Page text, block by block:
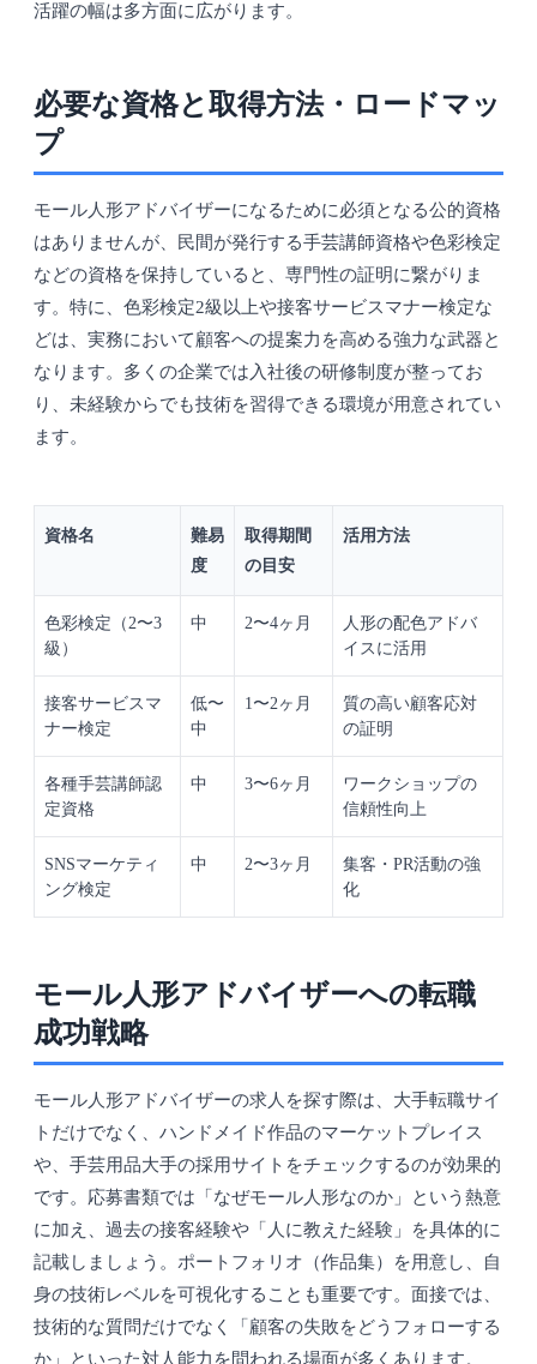
活躍の幅は多方面に広がります。
必要な資格と取得方法・ロードマッ
プ
モール人形アドバイザーになるために必須となる公的資格
はありませんが、民間が発行する手芸講師資格や色彩検定
などの資格を保持していると、専門性の証明に繋がりま
す。特に、色彩検定2級以上や接客サービスマナー検定な
どは、実務において顧客への提案力を高める強力な武器と
なります。多くの企業では入社後の研修制度が整ってお
り、未経験からでも技術を習得できる環境が用意されてい
ます。
資格名
難易
度
取得期間
の目安
活用方法
色彩検定（2〜3
級）
中 2〜4ヶ月
人形の配色アドバ
イスに活用
接客サービスマ
ナー検定
低〜
中
1〜2ヶ月
質の高い顧客応対
の証明
各種手芸講師認
定資格
中 3〜6ヶ月
ワークショップの
信頼性向上
SNSマーケティ
ング検定
中 2〜3ヶ月
集客・PR活動の強
化
モール人形アドバイザーへの転職
成功戦略
モール人形アドバイザーの求人を探す際は、大手転職サイ
トだけでなく、ハンドメイド作品のマーケットプレイス
や、手芸用品大手の採用サイトをチェックするのが効果的
です。応募書類では「なぜモール人形なのか」という熱意
に加え、過去の接客経験や「人に教えた経験」を具体的に
記載しましょう。ポートフォリオ（作品集）を用意し、自
身の技術レベルを可視化することも重要です。面接では、
技術的な質問だけでなく「顧客の失敗をどうフォローする
か」といった対人能力を問われる場面が多くあります。